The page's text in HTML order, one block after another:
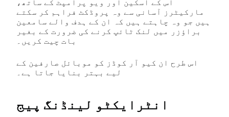
اس کے اسکین اور ویو پرامپٹ کے ساتھ،
مارکیٹرز آسانی سے وہ پروڈکٹ فراہم کر سکتے
ہیں جو وہ چاہتے ہیں کہ ان کے ہدف والے سامعین
براؤزر میں لنک ٹائپ کرنے کی ضرورت کے بغیر
بات چیت کریں۔
اس طرح ان کیو آر کوڈز کو موبائل صارفین کے
لیے بہتر بنایا جاتا ہے۔
انٹرایکٹو لینڈنگ پیج